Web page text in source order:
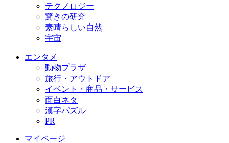
テクノロジー
驚きの研究
素晴らしい自然
宇宙
エンタメ
動物プラザ
旅行・アウトドア
イベント・商品・サービス
面白ネタ
漢字パズル
PR
マイページ